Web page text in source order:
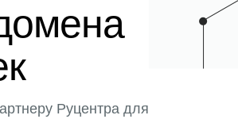
Руцентра для